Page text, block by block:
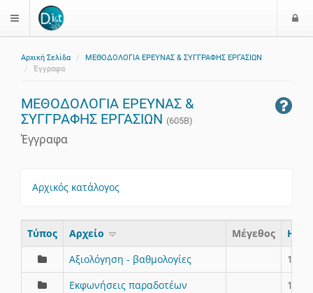
$langMenu
Αρχική Σελίδα
ΜΕΘΟΔΟΛΟΓΙΑ ΕΡΕΥΝΑΣ & ΣΥΓΓΡΑΦΗΣ ΕΡΓΑΣΙΩΝ
Έγγραφα
ΜΕΘΟΔΟΛΟΓΙΑ ΕΡΕΥΝΑΣ &
ΣΥΓΓΡΑΦΗΣ ΕΡΓΑΣΙΩΝ (605Β)
Έγγραφα
Αρχικός κατάλογος
Τύπος Aρχείο Μέγεθος
Αξιολόγηση - βαθμολογίες
11/5/
Εκφωνήσεις παραδοτέων
11/5/